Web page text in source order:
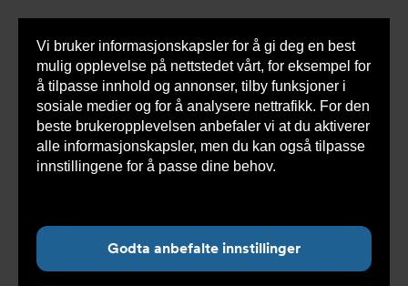
Vi bruker informasjonskapsler for å gi deg en best
mulig opplevelse på nettstedet vårt, for eksempel for
å tilpasse innhold og annonser, tilby funksjoner i
sosiale medier og for å analysere nettrafikk. For den
beste brukeropplevelsen anbefaler vi at du aktiverer
alle informasjonskapsler, men du kan også tilpasse
innstillingene for å passe dine behov.
Godta anbefalte innstillinger
Undernavigasjon for ”Om oss”
Om Armatec e-handel
I vår e-handel finner du produkter, teknisk